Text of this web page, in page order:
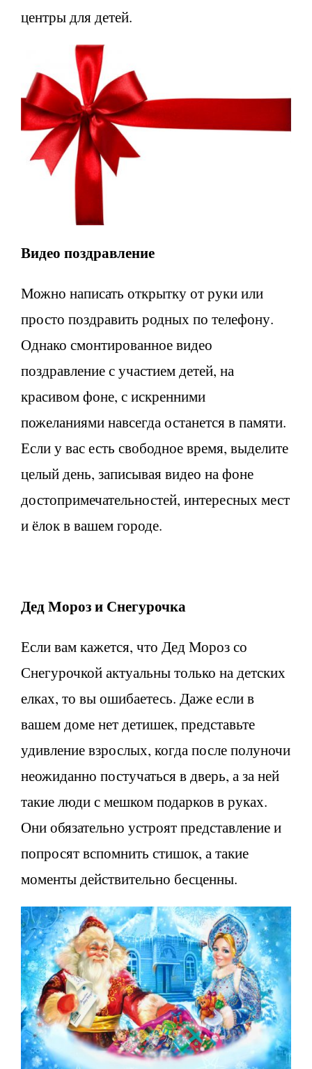
центры для детей.
Видео поздравление
Можно написать открытку от руки или
просто поздравить родных по телефону.
Однако смонтированное видео
поздравление с участием детей, на
красивом фоне, с искренними
пожеланиями навсегда останется в памяти.
Если у вас есть свободное время, выделите
целый день, записывая видео на фоне
достопримечательностей, интересных мест
и ёлок в вашем городе.
Дед Мороз и Снегурочка
Если вам кажется, что Дед Мороз со
Снегурочкой актуальны только на детских
елках, то вы ошибаетесь. Даже если в
вашем доме нет детишек, представьте
удивление взрослых, когда после полуночи
неожиданно постучаться в дверь, а за ней
такие люди с мешком подарков в руках.
Они обязательно устроят представление и
попросят вспомнить стишок, а такие
моменты действительно бесценны.